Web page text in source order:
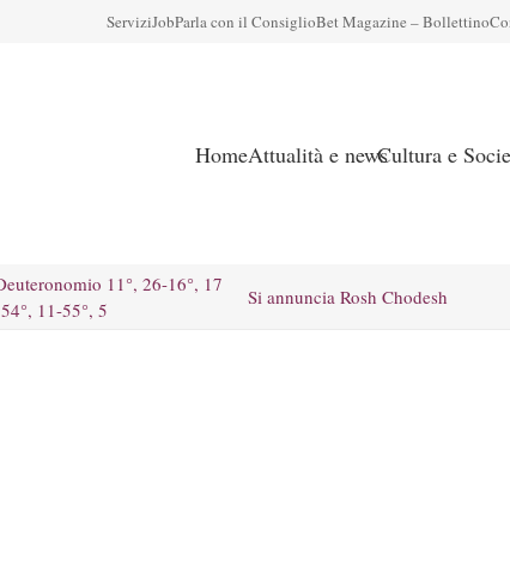
ServiziJobParla con il ConsiglioBet Magazine – Bollettino
HomeAttualità e newsCultura e
11°, 26-16°, 17
11-55°, 5
Si annuncia Rosh Chodesh